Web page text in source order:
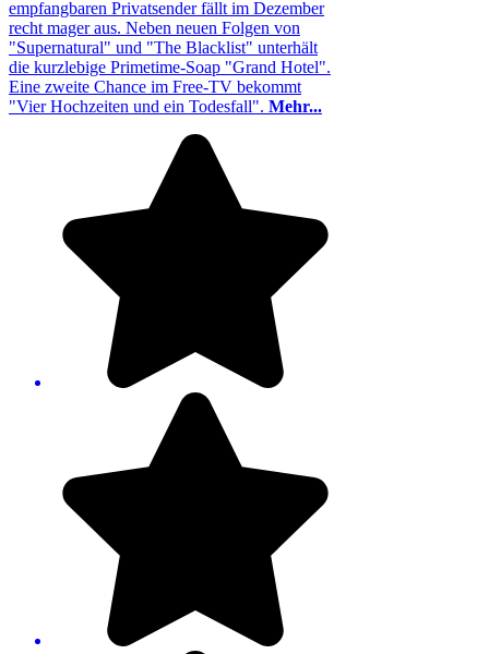
empfangbaren Privatsender fällt im Dezember
recht mager aus. Neben neuen Folgen von
"Supernatural" und "The Blacklist" unterhält
die kurzlebige Primetime-Soap "Grand Hotel".
Eine zweite Chance im Free-TV bekommt
"Vier Hochzeiten und ein Todesfall". Mehr...